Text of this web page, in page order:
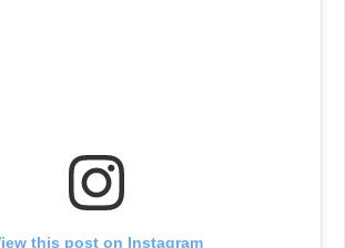
this post on Instagram